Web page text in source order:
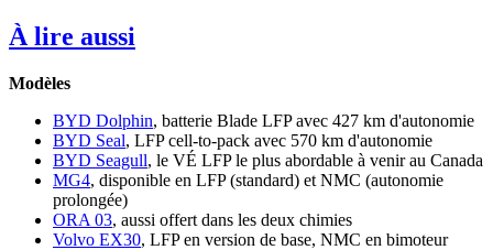
À lire aussi
Modèles
BYD Dolphin, batterie Blade LFP avec 427 km d'autonomie
BYD Seal, LFP cell-to-pack avec 570 km d'autonomie
BYD Seagull, le VÉ LFP le plus abordable à venir au Canada
MG4, disponible en LFP (standard) et NMC (autonomie
prolongée)
ORA 03, aussi offert dans les deux chimies
Volvo EX30, LFP en version de base, NMC en bimoteur